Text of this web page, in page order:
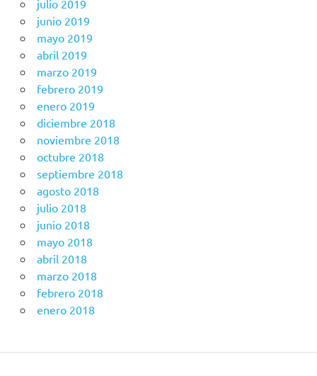
julio 2019
junio 2019
mayo 2019
abril 2019
marzo 2019
febrero 2019
enero 2019
diciembre 2018
noviembre 2018
octubre 2018
septiembre 2018
agosto 2018
julio 2018
junio 2018
mayo 2018
abril 2018
marzo 2018
febrero 2018
enero 2018